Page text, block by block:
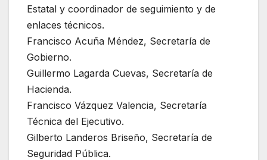
Estatal y coordinador de seguimiento y de
enlaces técnicos.
Francisco Acuña Méndez, Secretaría de
Gobierno.
Guillermo Lagarda Cuevas, Secretaría de
Hacienda.
Francisco Vázquez Valencia, Secretaría
Técnica del Ejecutivo.
Gilberto Landeros Briseño, Secretaría de
Seguridad Pública.